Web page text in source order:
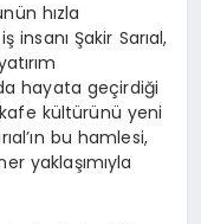
hızla
Şakir Sarıal,
hayata geçirdiği
kültürünü yeni
bu hamlesi,
yaklaşımıyla